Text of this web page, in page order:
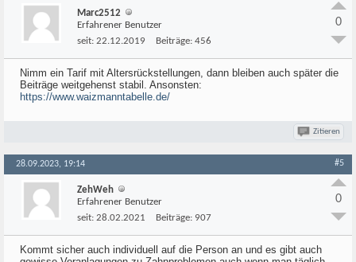
Marc2512
Erfahrener Benutzer
seit: 22.12.2019 Beiträge: 456
0
Nimm ein Tarif mit Altersrückstellungen, dann bleiben auch später die
Beiträge weitgehenst stabil. Ansonsten:
https://www.waizmanntabelle.de/
Zitieren
28.09.2023, 19:14 #5
ZehWeh
Erfahrener Benutzer
seit: 28.02.2021 Beiträge: 907
0
Kommt sicher auch individuell auf die Person an und es gibt auch